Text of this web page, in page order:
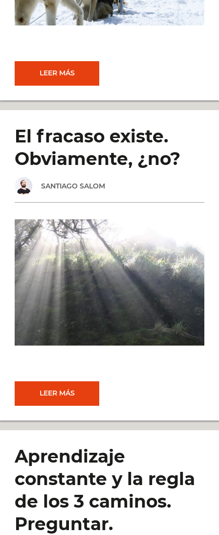
LEER MÁSREGALÁ
TIEMPO
¿PARA
TRIUNFAR?
El fracaso existe.
Obviamente, ¿no?
SANTIAGO SALOM
LEER MÁSEL
OBVIAMENTE,
Aprendizaje
constante y la regla
de los 3 caminos.
Preguntar.